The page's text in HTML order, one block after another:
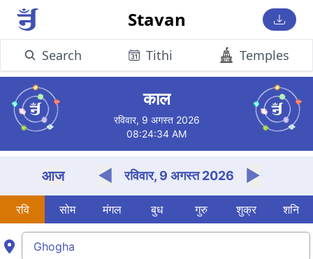
Stavan
Search Tithi Temples
Ghogha के लिए आज का जैन चोघड़िया
काल
रविवार, 9 अगस्त 2026
08:24:35 AM
आज ◀ रविवार, 9 अगस्त 2026 ▶
रवि सोम मंगल बुध गुरु शुक्र शनि